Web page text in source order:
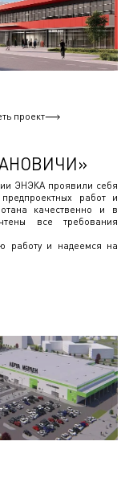
проект
ЭНЭКА проявили себя
работ и
качественно и в
все требования
работу и надеемся на